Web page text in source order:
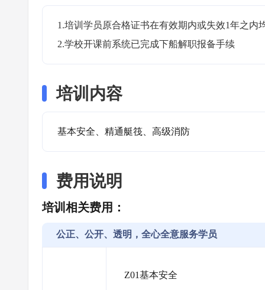
1.培训学员原合格证书在有效期内或失效1年之内
2.学校开课前系统已完成下船解职报备手续
培训内容
基本安全、精通艇筏、高级消防
费用说明
培训相关费用：
公正、公开、透明，全心全意服务学员
Z01基本安全